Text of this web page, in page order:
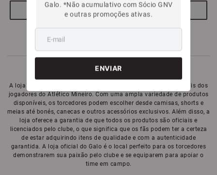
Galo. *Não acumulativo com Sócio GNV
e outras promoções ativas.
INDISPONÍVEL INDISPONÍVEL
A loja oficial do Galo é o lugar ideal para encontrar peças oficiais dos
jogadores do Atlético Mineiro. Com uma ampla variedade de produtos
disponíveis, os torcedores podem escolher desde camisas, shorts e
meias até bonés, canecas e outros acessórios exclusivos. Além disso, a
loja oferece a garantia de que todos os produtos são oficiais e
licenciados pelo clube, o que significa que os fãs podem ter a certeza
de estar adquirindo itens de qualidade e com a autenticidade
garantida. A loja oficial do Galo é o local perfeito para os torcedores
demonstrarem sua paixão pelo clube e se equiparem para apoiar o
time em campo.